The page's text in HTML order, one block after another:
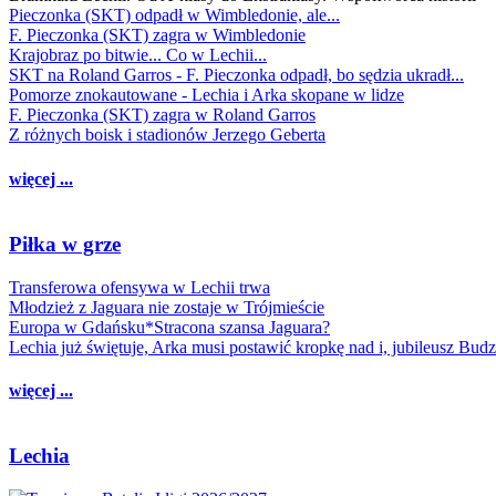
Pieczonka (SKT) odpadł w Wimbledonie, ale...
F. Pieczonka (SKT) zagra w Wimbledonie
Krajobraz po bitwie... Co w Lechii...
SKT na Roland Garros - F. Pieczonka odpadł, bo sędzia ukradł...
Pomorze znokautowane - Lechia i Arka skopane w lidze
F. Pieczonka (SKT) zagra w Roland Garros
Z różnych boisk i stadionów Jerzego Geberta
więcej ...
Piłka w grze
Transferowa ofensywa w Lechii trwa
Młodzież z Jaguara nie zostaje w Trójmieście
Europa w Gdańsku*Stracona szansa Jaguara?
Lechia już świętuje, Arka musi postawić kropkę nad i, jubileusz
więcej ...
Lechia